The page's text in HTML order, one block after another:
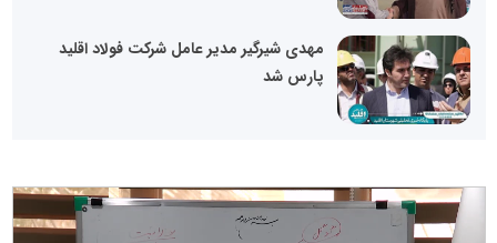
مهدی شیرگیر مدیر عامل شرکت فولاد اقلید
پارس شد